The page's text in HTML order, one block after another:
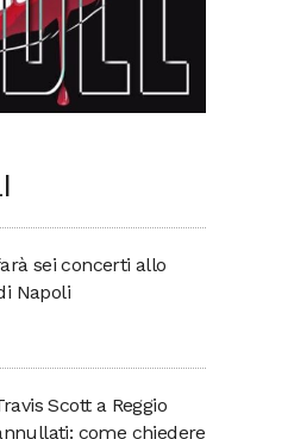
sei concerti allo
Napoli
Scott a Reggio
come chiedere